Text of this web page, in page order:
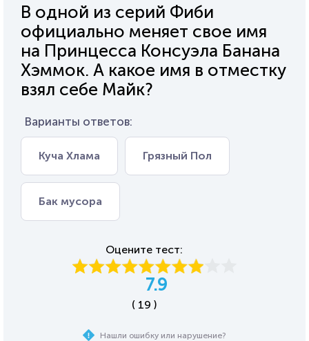
В одной из серий Фиби
официально меняет свое имя
на Принцесса Консуэла Банана
Хэммок. А какое имя в отместку
взял себе Майк?
Варианты ответов:
Куча Хлама Грязный Пол
Бак мусора
Оцените тест:
7.9
( 19 )
Нашли ошибку или нарушение?